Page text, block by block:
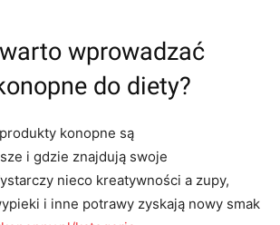
wprowadzać
do diety?
konopne są
i gdzie znajdują swoje
nieco kreatywności a zupy,
i inne potrawy zyskają nowy smak